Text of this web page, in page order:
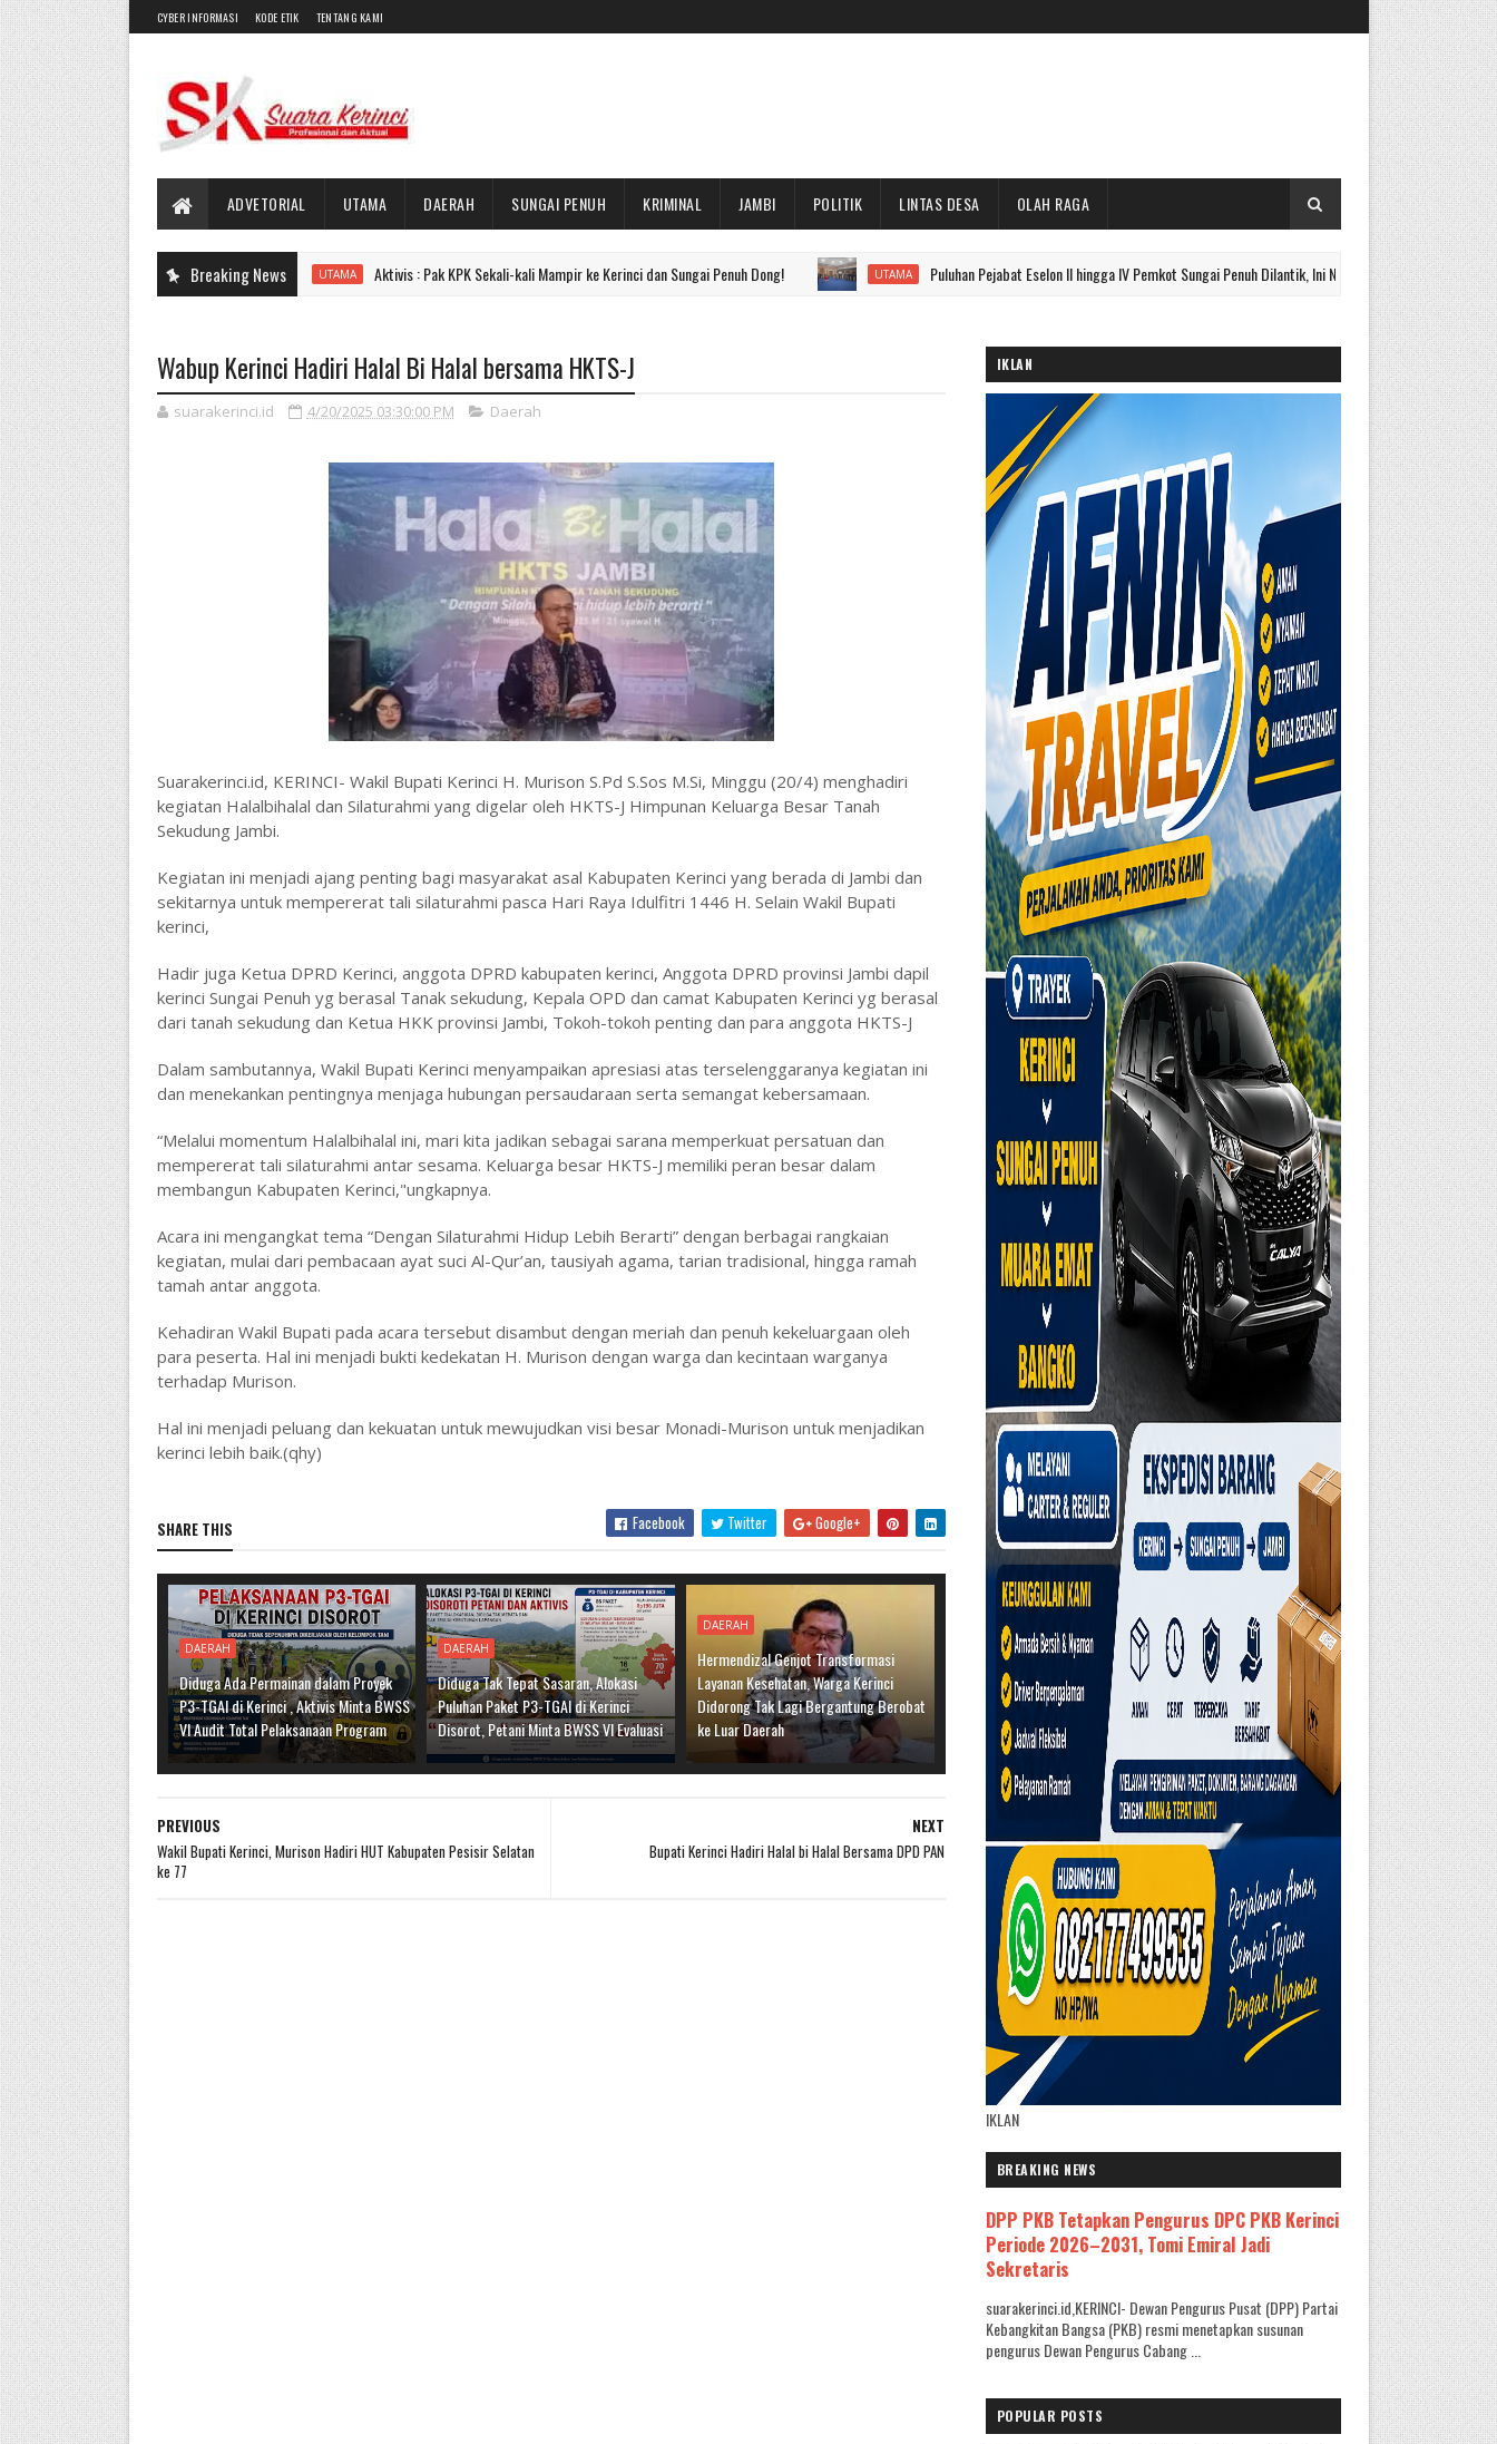
CYBER INFORMASI KODE ETIK TENTANG KAMI
ADVETORIAL UTAMA DAERAH SUNGAI PENUH KRIMINAL JAMBI POLITIK LINTAS DESA OLAH RAGA
Breaking News
UTAMA Aktivis : Pak KPK Sekali-kali Mampir ke Kerinci dan Sungai Penuh Dong! UTAMA Puluhan Pejabat Eselon II hingga IV Pemkot Sungai Penuh Dilantik, Ini Nama Lengkapnya UTAMA
Wabup Kerinci Hadiri Halal Bi Halal bersama HKTS-J
suarakerinci.id 4/20/2025 03:30:00 PM Daerah
Suarakerinci.id, KERINCI- Wakil Bupati Kerinci H. Murison S.Pd S.Sos M.Si, Minggu (20/4) menghadiri
kegiatan Halalbihalal dan Silaturahmi yang digelar oleh HKTS-J Himpunan Keluarga Besar Tanah
Sekudung Jambi.
Kegiatan ini menjadi ajang penting bagi masyarakat asal Kabupaten Kerinci yang berada di Jambi dan
sekitarnya untuk mempererat tali silaturahmi pasca Hari Raya Idulfitri 1446 H. Selain Wakil Bupati
kerinci,
Hadir juga Ketua DPRD Kerinci, anggota DPRD kabupaten kerinci, Anggota DPRD provinsi Jambi dapil
kerinci Sungai Penuh yg berasal Tanak sekudung, Kepala OPD dan camat Kabupaten Kerinci yg berasal
dari tanah sekudung dan Ketua HKK provinsi Jambi, Tokoh-tokoh penting dan para anggota HKTS-J
Dalam sambutannya, Wakil Bupati Kerinci menyampaikan apresiasi atas terselenggaranya kegiatan ini
dan menekankan pentingnya menjaga hubungan persaudaraan serta semangat kebersamaan.
“Melalui momentum Halalbihalal ini, mari kita jadikan sebagai sarana memperkuat persatuan dan
mempererat tali silaturahmi antar sesama. Keluarga besar HKTS-J memiliki peran besar dalam
membangun Kabupaten Kerinci,"ungkapnya.
Acara ini mengangkat tema “Dengan Silaturahmi Hidup Lebih Berarti” dengan berbagai rangkaian
kegiatan, mulai dari pembacaan ayat suci Al-Qur’an, tausiyah agama, tarian tradisional, hingga ramah
tamah antar anggota.
Kehadiran Wakil Bupati pada acara tersebut disambut dengan meriah dan penuh kekeluargaan oleh
para peserta. Hal ini menjadi bukti kedekatan H. Murison dengan warga dan kecintaan warganya
terhadap Murison.
Hal ini menjadi peluang dan kekuatan untuk mewujudkan visi besar Monadi-Murison untuk menjadikan
kerinci lebih baik.(qhy)
SHARE THIS Facebook Twitter Google+
DAERAH
Diduga Ada Permainan dalam Proyek
P3-TGAI di Kerinci , Aktivis Minta BWSS
VI Audit Total Pelaksanaan Program
DAERAH
Diduga Tak Tepat Sasaran, Alokasi
Puluhan Paket P3-TGAI di Kerinci
Disorot, Petani Minta BWSS VI Evaluasi
DAERAH
Hermendizal Genjot Transformasi
Layanan Kesehatan, Warga Kerinci
Didorong Tak Lagi Bergantung Berobat
ke Luar Daerah
NEXT
Bupati Kerinci Hadiri Halal bi Halal Bersama DPD PAN
PREVIOUS
Wakil Bupati Kerinci, Murison Hadiri HUT Kabupaten Pesisir Selatan
ke 77
IKLAN
IKLAN
BREAKING NEWS
DPP PKB Tetapkan Pengurus DPC PKB Kerinci
Periode 2026–2031, Tomi Emiral Jadi
Sekretaris
suarakerinci.id,KERINCI- Dewan Pengurus Pusat (DPP) Partai
Kebangkitan Bangsa (PKB) resmi menetapkan susunan
pengurus Dewan Pengurus Cabang ...
POPULAR POSTS